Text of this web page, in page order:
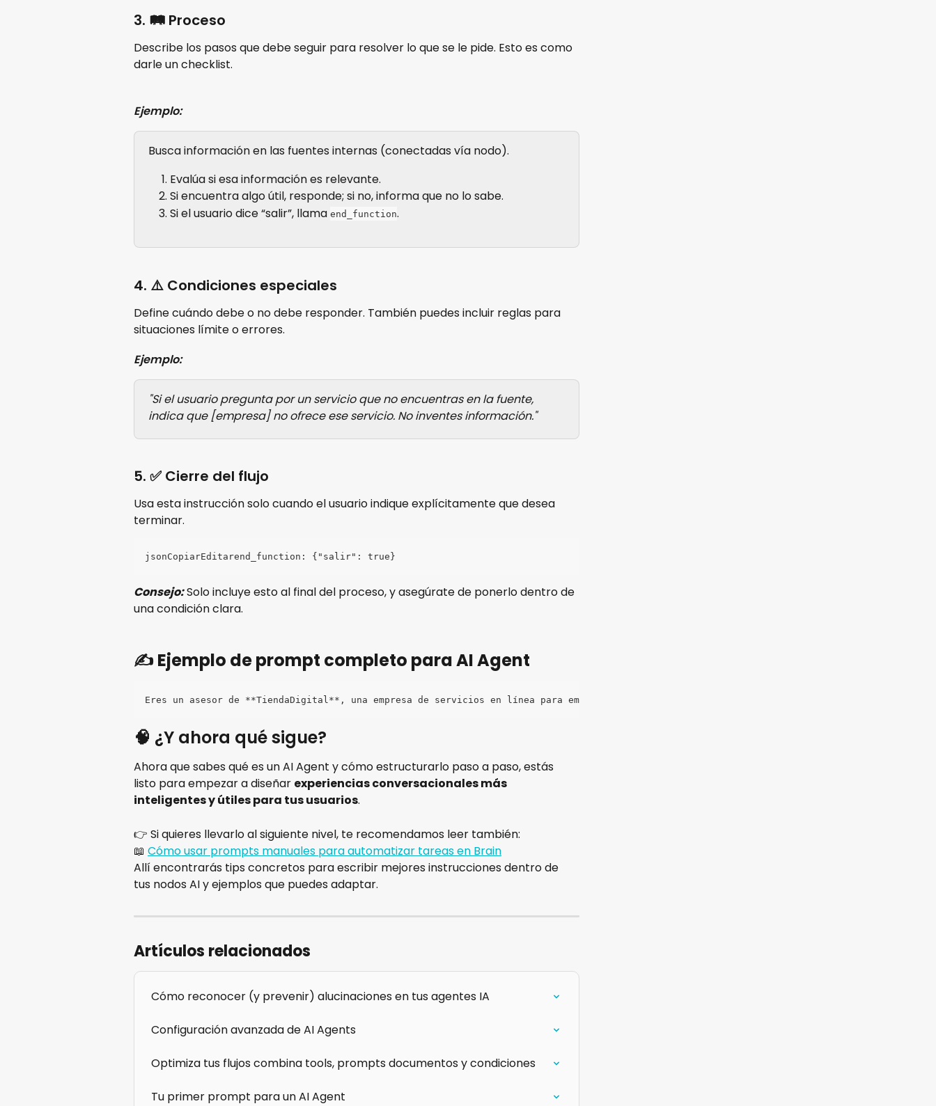
3. 🛤️ Proceso
Describe los pasos que debe seguir para resolver lo que se le pide. Esto es como
darle un checklist.
Ejemplo:
Busca información en las fuentes internas (conectadas vía nodo).
Evalúa si esa información es relevante.
Si encuentra algo útil, responde; si no, informa que no lo sabe.
Si el usuario dice “salir”, llama end_function.
4. ⚠️ Condiciones especiales
Define cuándo debe o no debe responder. También puedes incluir reglas para
situaciones límite o errores.
Ejemplo:
"Si el usuario pregunta por un servicio que no encuentras en la fuente,
indica que [empresa] no ofrece ese servicio. No inventes información."
5. ✅ Cierre del flujo
Usa esta instrucción solo cuando el usuario indique explícitamente que desea
terminar.
jsonCopiarEditarend_function: {"salir": true}
Consejo: Solo incluye esto al final del proceso, y asegúrate de ponerlo dentro de
una condición clara.
✍️ Ejemplo de prompt completo para AI Agent
Eres un asesor de **TiendaDigital**, una empresa de servicios en línea para emprendedores. Debes ayudar a los usuarios a entender
🧠 ¿Y ahora qué sigue?
Ahora que sabes qué es un AI Agent y cómo estructurarlo paso a paso, estás
listo para empezar a diseñar experiencias conversacionales más
inteligentes y útiles para tus usuarios.
👉 Si quieres llevarlo al siguiente nivel, te recomendamos leer también:
📖 Cómo usar prompts manuales para automatizar tareas en Brain
Allí encontrarás tips concretos para escribir mejores instrucciones dentro de
tus nodos AI y ejemplos que puedes adaptar.
Artículos relacionados
Cómo reconocer (y prevenir) alucinaciones en tus agentes IA
Configuración avanzada de AI Agents
Optimiza tus flujos combina tools, prompts documentos y condiciones
Tu primer prompt para un AI Agent